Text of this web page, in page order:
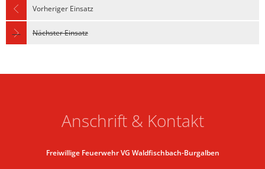
Vorheriger Einsatz
Nächster Einsatz
Anschrift & Kontakt
Freiwillige Feuerwehr VG Waldfischbach-Burgalben